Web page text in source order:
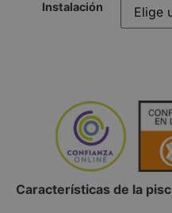
Instalación
Características de la